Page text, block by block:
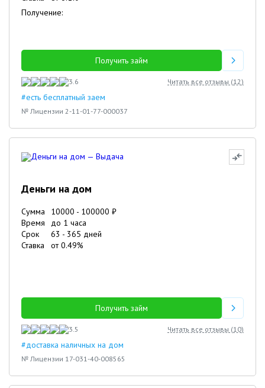
Получение:
Получить займ
3.6 Читать все отзывы (12)
#есть бесплатный заем
№ Лицензии 2-11-01-77-000037
Деньги на дом
Сумма 10000 - 100000 ₽
Время
до 1 часа
Срок
63 - 365 дней
Ставка
от0.49%
Получить займ
3.5 Читать все отзывы (10)
#доставка наличных на дом
№ Лицензии 17-031-40-008565